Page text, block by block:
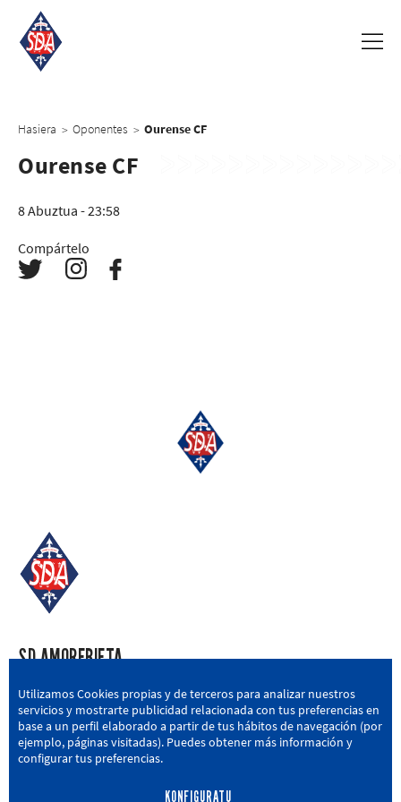
Hasiera > Oponentes > Ourense CF
Ourense CF
8 Abuztua - 23:58
Compártelo
SD AMOREBIETA
San Miguel Kalea, 16, 48340 Amorebieta, Bizkaia
946 604 751 | sda@sdamorebieta.eus
Utilizamos Cookies propias y de terceros para analizar nuestros
servicios y mostrarte publicidad relacionada con tus preferencias en
base a un perfil elaborado a partir de tus hábitos de navegación (por
ejemplo, páginas visitadas). Puedes obtener más información y
configurar tus preferencias.
KONFIGURATU